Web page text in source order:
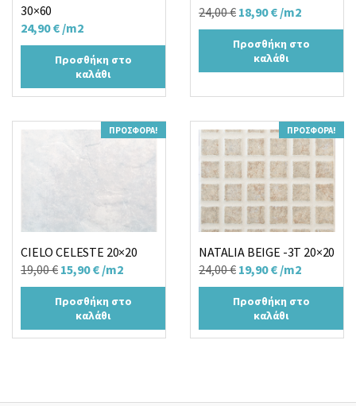
30×60
24,90€ /m2
Προσθήκη στο
καλάθι
24,00€ Original
price
was:
24,00 €.
18,90€Η
τρέχουσα
τιμή
είναι:
/m2
Προσθήκη στο
καλάθι
ΠΡΟΣΦΟΡΆ!
CIELO CELESTE 20×20
19,00€ Original
price
was:
19,00 €.
15,90€Η
τρέχουσα
τιμή
είναι:
/m2
Προσθήκη στο
καλάθι
ΠΡΟΣΦΟΡΆ!
NATALIA BEIGE -3T 20×20
24,00€ Original
price
was:
24,00 €.
19,90€Η
τρέχουσα
τιμή
είναι:
/m2
Προσθήκη στο
καλάθι